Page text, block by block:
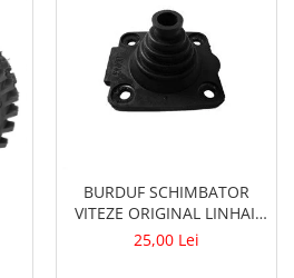
BURDUF SCHIMBATOR
VITEZE ORIGINAL LINHAI,
21607A
25,00 Lei